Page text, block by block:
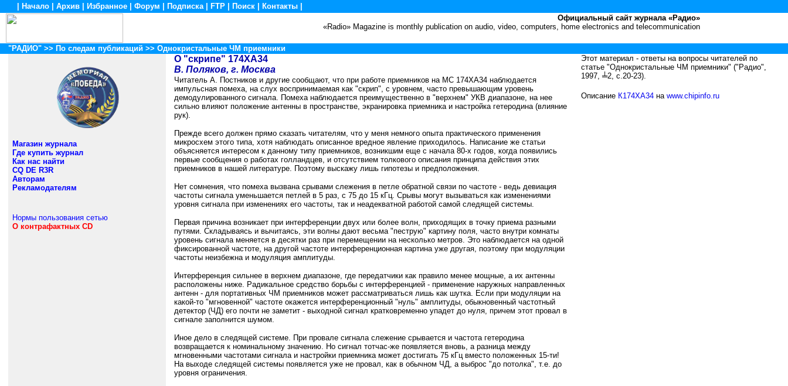
Начало Архив Избранное Форум Подписка| FTP Поиск Контакты
Официальный сайт журнала «Радио»
«Radio» Magazine is monthly publication on audio, video, computers, home electronics and telecommunication
"РАДИО" >> По следам публикаций >> Однокристальные ЧМ приемники
Магазин журнала
Где купить журнал
Как нас найти
CQ DE R3R
Авторам
Рекламодателям
Нормы пользования сетью
О контрафактных CD
О "скрипе" 174XA34
В. Поляков, г. Москва
Читатель А. Постников и другие сообщают, что при работе приемников на МС 174ХА34 наблюдается
импульсная помеха, на слух воспринимаемая как "скрип", с уровнем, часто превышающим уровень
демодулированного сигнала. Помеха наблюдается преимущественно в "верхнем" УКВ диапазоне, на нее
сильно влияют положение антенны в пространстве, экранировка приемника и настройка гетеродина (влияние
рук).
Прежде всего должен прямо сказать читателям, что у меня немного опыта практического применения
микросхем этого типа, хотя наблюдать описанное вредное явление приходилось. Написание же статьи
объясняется интересом к данному типу приемников, возникшим еще с начала 80-х годов, когда появились
первые сообщения о работах голландцев, и отсутствием толкового описания принципа действия этих
приемников в нашей литературе. Поэтому выскажу лишь гипотезы и предположения.
Нет сомнения, что помеха вызвана срывами слежения в петле обратной связи по частоте - ведь девиация
частоты сигнала уменьшается петлей в 5 раз, с 75 до 15 кГц. Срывы могут вызываться как изменениями
уровня сигнала при изменениях его частоты, так и неадекватной работой самой следящей системы.
Первая причина возникает при интерференции двух или более волн, приходящих в точку приема разными
путями. Складываясь и вычитаясь, эти волны дают весьма "пеструю" картину поля, часто внутри комнаты
уровень сигнала меняется в десятки раз при перемещении на несколько метров. Это наблюдается на одной
фиксированной частоте, на другой частоте интерференционная картина уже другая, поэтому при модуляции
частоты неизбежна и модуляция амплитуды.
Интерференция сильнее в верхнем диапазоне, где передатчики как правило менее мощные, а их антенны
расположены ниже. Радикальное средство борьбы с интерференцией - применение наружных направленных
антенн - для портативных ЧМ приемников может рассматриваться лишь как шутка. Если при модуляции на
какой-то "мгновенной" частоте окажется интерференционный "нуль" амплитуды, обыкновенный частотный
детектор (ЧД) его почти не заметит - выходной сигнал кратковременно упадет до нуля, причем этот провал в
сигнале заполнится шумом.
Иное дело в следящей системе. При провале сигнала слежение срывается и частота гетеродина
возвращается к номинальному значению. Но сигнал тотчас-же появляется вновь, а разница между
мгновенными частотами сигнала и настройки приемника может достигать 75 кГц вместо положенных 15-ти!
На выходе следящей системы появляется уже не провал, как в обычном ЧД, а выброс "до потолка", т.е. до
уровня ограничения.
Этот материал - ответы на вопросы читателей по
статье "Однокристальные ЧМ приемники" ("Радио",
1997, ╧2, с.20-23).
Описание К174ХА34 на www.chipinfo.ru